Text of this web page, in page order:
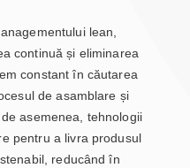
lean,
continuă și eliminarea
constant în căutarea
de asamblare și
asemenea, tehnologii
pentru a livra produsul
reducând în